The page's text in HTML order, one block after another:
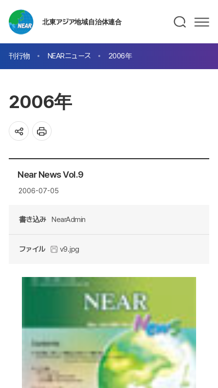
北東アジア地域自治体連合
刊行物 NEARニュース 2006年
2006年
Near News Vol.9
2006-07-05
書き込み NearAdmin
ファイル v9.jpg